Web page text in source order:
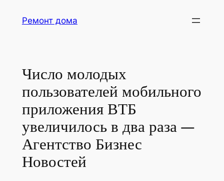
Ремонт дома
Число молодых
пользователей мобильного
приложения ВТБ
увеличилось в два раза —
Агентство Бизнес
Новостей